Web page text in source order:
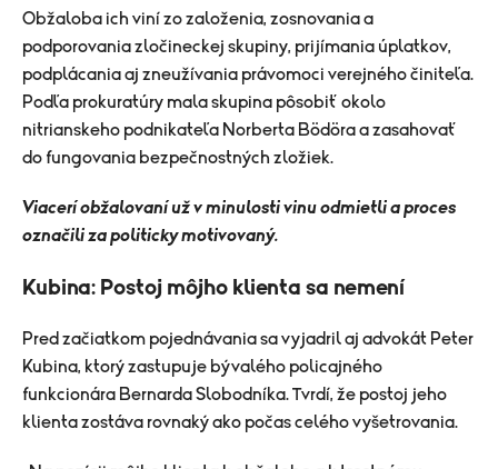
Obžaloba ich viní zo založenia, zosnovania a
podporovania zločineckej skupiny, prijímania úplatkov,
podplácania aj zneužívania právomoci verejného činiteľa.
Podľa prokuratúry mala skupina pôsobiť okolo
nitrianskeho podnikateľa Norberta Bödöra a zasahovať
do fungovania bezpečnostných zložiek.
Viacerí obžalovaní už v minulosti vinu odmietli a proces
označili za politicky motivovaný.
Kubina: Postoj môjho klienta sa nemení
Pred začiatkom pojednávania sa vyjadril aj advokát Peter
Kubina, ktorý zastupuje bývalého policajného
funkcionára Bernarda Slobodníka. Tvrdí, že postoj jeho
klienta zostáva rovnaký ako počas celého vyšetrovania.